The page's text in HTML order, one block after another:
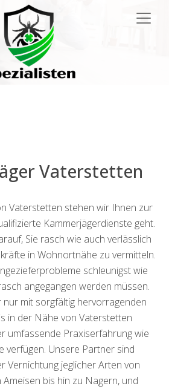
Vaterstetten
Vaterstetten stehen wir Ihnen zur
Kammerjägerdienste geht.
Sie rasch wie auch verlässlich
in Wohnortnähe zu vermitteln.
schleunigst wie
angegangen werden müssen.
mit sorgfältig hervorragenden
in der Nähe von Vaterstetten
umfassende Praxiserfahrung wie
verfügen. Unsere Partner sind
Vernichtung jeglicher Arten von
Ameisen bis hin zu Nagern, und